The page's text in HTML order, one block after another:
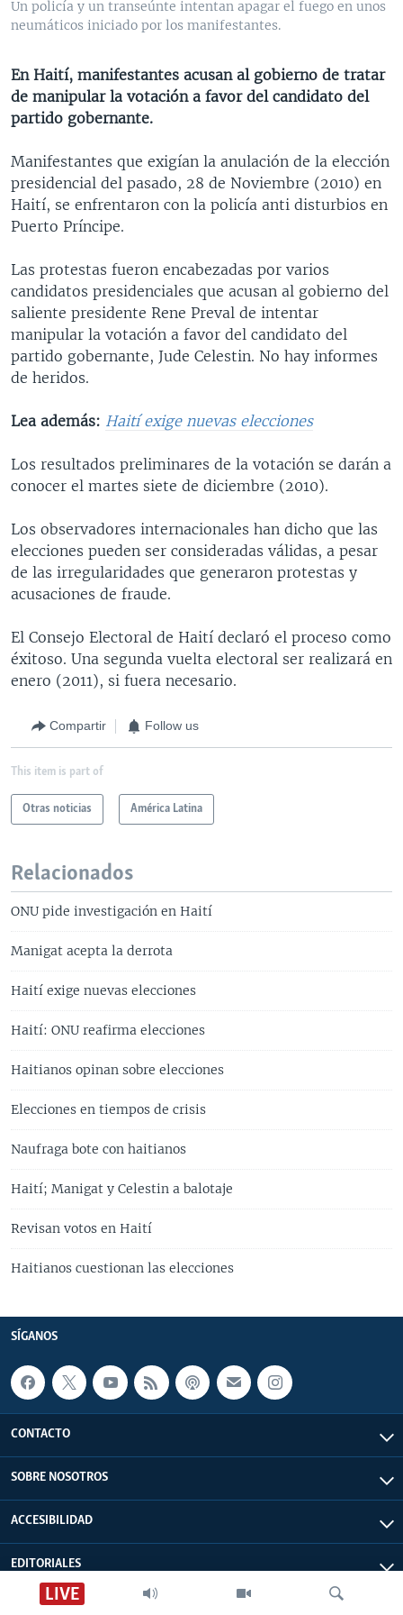
VENEZUELA
NICARAGUA
ECONOMÍA
TECNOLOGÍA
DEPORTES
MULTIMEDIA
FOTOGRAFÍA
AUDIOS
EL MUNDO AL DÍA
FORO INTERAMERICANO
LAS CLAVES
PANORAMA
RADIO
AVANCE INFORMATIVO
BUENOS DÍAS AMÉRICA
ESTADOS UNIDOS AL DÍA
FORO [RADIO]
DEPORTIVO INTERNACIONAL
NOTA ECONÓMICA
ENTRETENIMIENTO
DIRECT
Learning English
Idiomas
LIVE
Un policía y un transeúnte intentan apagar el fuego en unos
neumáticos iniciado por los manifestantes.
En Haití, manifestantes acusan al gobierno de tratar
de manipular la votación a favor del candidato del
partido gobernante.
Manifestantes que exigían la anulación de la elección
presidencial del pasado, 28 de Noviembre (2010) en
Haití, se enfrentaron con la policía anti disturbios en
Puerto Príncipe.
Las protestas fueron encabezadas por varios
candidatos presidenciales que acusan al gobierno del
saliente presidente Rene Preval de intentar
manipular la votación a favor del candidato del
partido gobernante, Jude Celestin. No hay informes
de heridos.
Lea además: Haití exige nuevas elecciones
Los resultados preliminares de la votación se darán a
conocer el martes siete de diciembre (2010).
Los observadores internacionales han dicho que las
elecciones pueden ser consideradas válidas, a pesar
de las irregularidades que generaron protestas y
acusaciones de fraude.
El Consejo Electoral de Haití declaró el proceso como
éxitoso. Una segunda vuelta electoral ser realizará en
enero (2011), si fuera necesario.
Compartir Follow us
This item is part of
Otras noticias América Latina
Relacionados
ONU pide investigación en Haití
Manigat acepta la derrota
Haití exige nuevas elecciones
Haití: ONU reafirma elecciones
Haitianos opinan sobre elecciones
Elecciones en tiempos de crisis
Naufraga bote con haitianos
Haití; Manigat y Celestin a balotaje
Revisan votos en Haití
Haitianos cuestionan las elecciones
SÍGANOS
CONTACTO
SOBRE NOSOTROS
ACCESIBILIDAD
EDITORIALES